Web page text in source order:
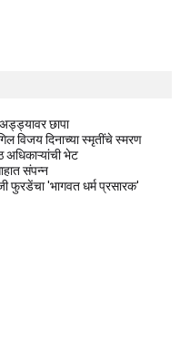
अड्ड्यावर छापा
विजय दिनाच्या स्मृतींचे स्मरण
भेट
संपन्न
फुरडेंचा 'भागवत धर्म प्रसारक'